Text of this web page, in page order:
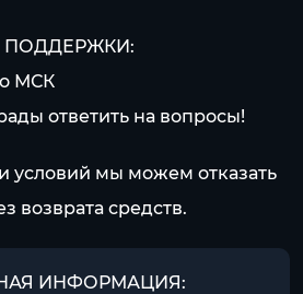
ПОДДЕРЖКИ:
МСК
ответить на вопросы!
условий мы можем отказать
возврата средств.
ИНФОРМАЦИЯ: